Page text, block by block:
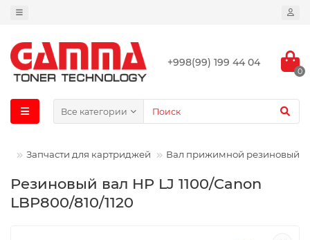
+998(99) 199 44 04
0
Все категории
Запчасти для картриджей Вал прижимной резиновый
Резиновый вал HP LJ 1100/Canon
LBP800/810/1120